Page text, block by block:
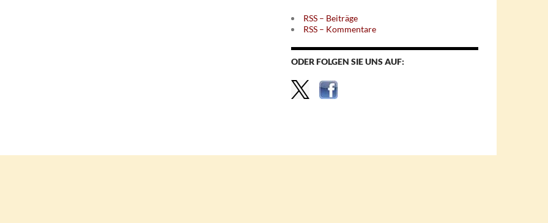
RSS – Beiträge
RSS – Kommentare
ODER FOLGEN SIE UNS AUF: